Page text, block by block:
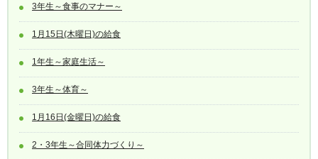
3年生～食事のマナー～
1月15日(木曜日)の給食
1年生～家庭生活～
3年生～体育～
1月16日(金曜日)の給食
2・3年生～合同体力づくり～